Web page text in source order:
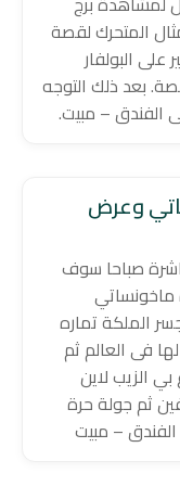
المتحرك لقصة
على البولفار
بعد ذلك التوجه
الفندق – مبيت.
وعرض
صباحا سوف
ماخونساتي
الملكة تماره
فى العالم ثم
الزيب لاين
ثم جولة حرة
– مبيت